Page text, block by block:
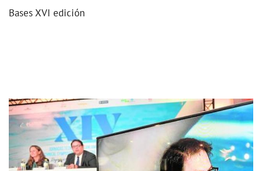
Bases XVI edición